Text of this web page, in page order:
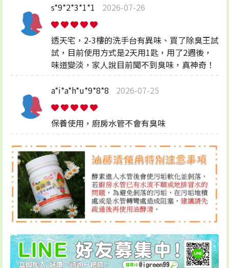
s*9*2*3*1*1 2026-07-26
透天宅，2-3樓的洗手台有異味、買了除臭王試
試，目前使用方式是2天用1匙，用了2週後，
味道變淡，家人說目前聞不到臭味，真神奇！
a*i*a*h*u*9*8*8 2026-07-25
保養使用，廚房水管不會有臭味